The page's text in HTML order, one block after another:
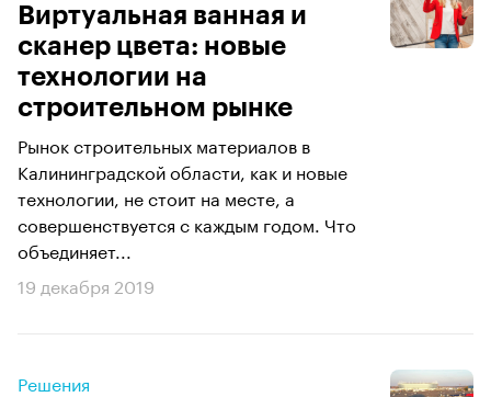
Виртуальная ванная и
сканер цвета: новые
технологии на
строительном рынке
Рынок строительных материалов в
Калининградской области, как и новые
технологии, не стоит на месте, а
совершенствуется с каждым годом. Что
объединяет...
19 декабря 2019
Решения